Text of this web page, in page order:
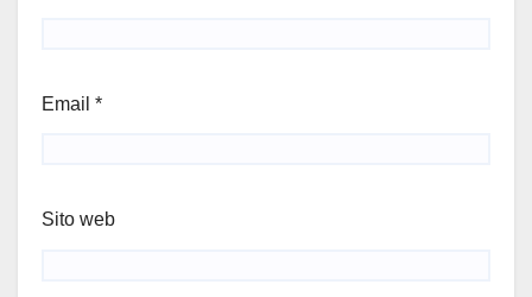
Email *
Sito web